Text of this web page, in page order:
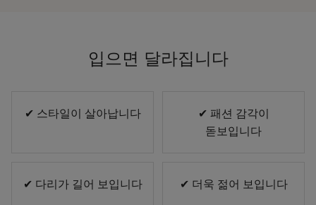
입으면 달라집니다
✔ 스타일이 살아납니다
✔ 패션 감각이
돋보입니다
✔ 다리가 길어 보입니다 ✔ 더욱 젊어 보입니다